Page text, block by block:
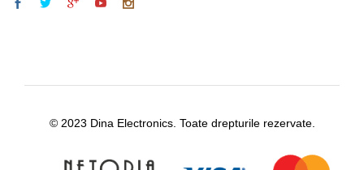
© 2023 Dina Electronics. Toate drepturile rezervate.